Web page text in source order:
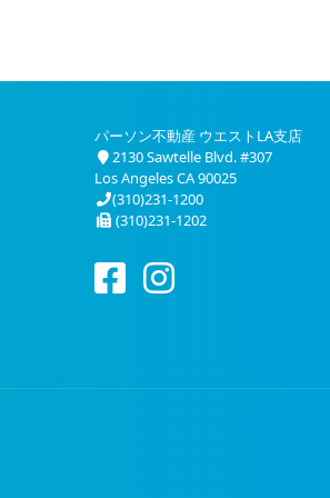
パーソン不動産 ウエストLA支店
2130 Sawtelle Blvd. #307
Los Angeles CA 90025
(310)231-1200
(310)231-1202